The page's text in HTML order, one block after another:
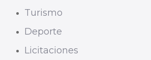
Turismo
Deporte
Licitaciones